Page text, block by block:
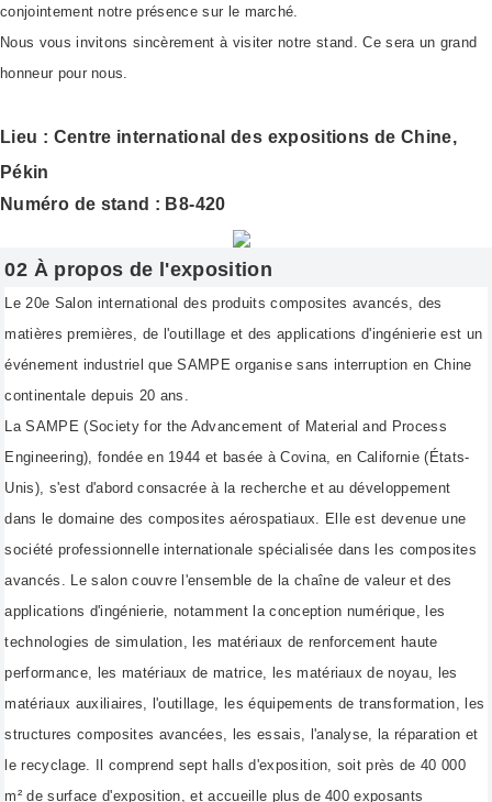
conjointement notre présence sur le marché.
Nous vous invitons sincèrement à visiter notre stand. Ce sera un grand
honneur pour nous.
Lieu : Centre international des expositions de Chine,
Pékin
Numéro de stand : B8-420
02 À propos de l'exposition
Le 20e Salon international des produits composites avancés, des
matières premières, de l'outillage et des applications d'ingénierie est un
événement industriel que SAMPE organise sans interruption en Chine
continentale depuis 20 ans.
La SAMPE (Society for the Advancement of Material and Process
Engineering), fondée en 1944 et basée à Covina, en Californie (États-
Unis), s'est d'abord consacrée à la recherche et au développement
dans le domaine des composites aérospatiaux. Elle est devenue une
société professionnelle internationale spécialisée dans les composites
avancés. Le salon couvre l'ensemble de la chaîne de valeur et des
applications d'ingénierie, notamment la conception numérique, les
technologies de simulation, les matériaux de renforcement haute
performance, les matériaux de matrice, les matériaux de noyau, les
matériaux auxiliaires, l'outillage, les équipements de transformation, les
structures composites avancées, les essais, l'analyse, la réparation et
le recyclage. Il comprend sept halls d'exposition, soit près de 40 000
m² de surface d'exposition, et accueille plus de 400 exposants